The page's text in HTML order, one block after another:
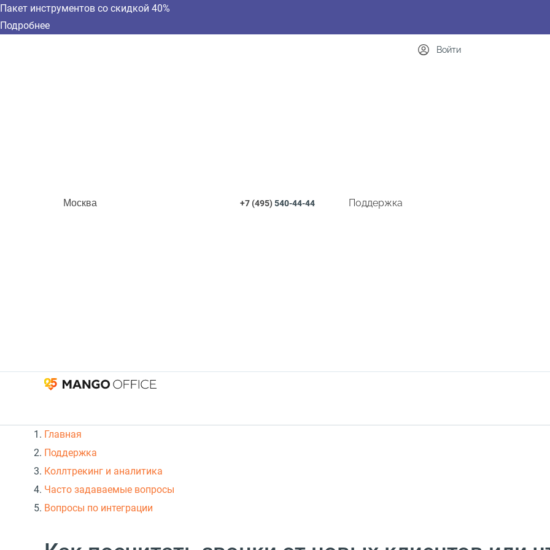
Пакет инструментов со скидкой 40%
Подробнее
Москва +7 (495)540-44-44 Поддержка
Войти
Главная
Поддержка
Коллтрекинг и аналитика
Часто задаваемые вопросы
Вопросы по интеграции